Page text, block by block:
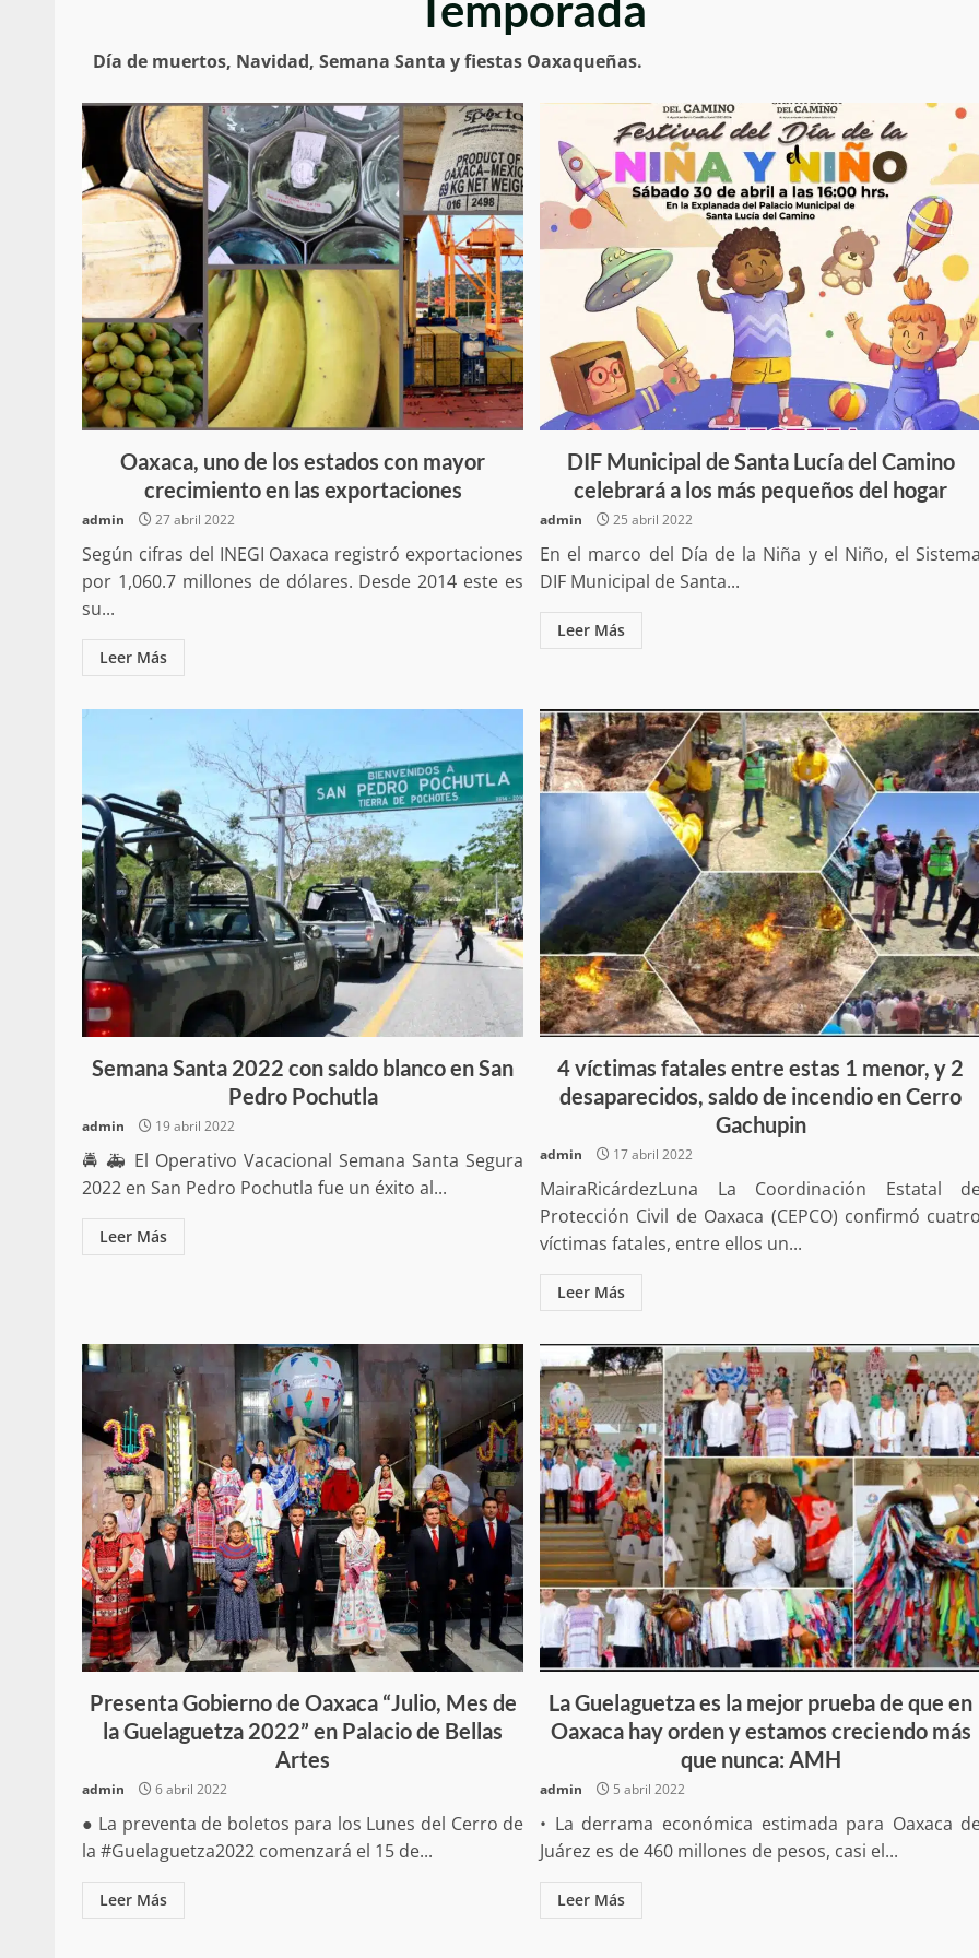
Día de muertos, Navidad, Semana Santa y fiestas Oaxaqueñas.
Oaxaca, uno de los estados con mayor
crecimiento en las exportaciones
admin 27 abril 2022
Según cifras del INEGI Oaxaca registró exportaciones
por 1,060.7 millones de dólares. Desde 2014 este es
su...
Leer Más
DIF Municipal de Santa Lucía del Camino
celebrará a los más pequeños del hogar
admin 25 abril 2022
En el marco del Día de la Niña y el Niño, el Sistema
DIF Municipal de Santa...
Leer Más
Semana Santa 2022 con saldo blanco en San
Pedro Pochutla
admin 19 abril 2022
🚔 🚑 El Operativo Vacacional Semana Santa Segura
2022 en San Pedro Pochutla fue un éxito al...
Leer Más
4 víctimas fatales entre estas 1 menor, y 2
desaparecidos, saldo de incendio en Cerro
Gachupin
admin 17 abril 2022
MairaRicárdezLuna La Coordinación Estatal
Protección Civil de Oaxaca (CEPCO) confirmó cuatro
víctimas fatales, entre ellos un...
Leer Más
Presenta Gobierno de Oaxaca “Julio, Mes de
la Guelaguetza 2022” en Palacio de Bellas
Artes
admin 6 abril 2022
● La preventa de boletos para los Lunes del Cerro de
la #Guelaguetza2022 comenzará el 15 de...
Leer Más
La Guelaguetza es la mejor prueba de que en
Oaxaca hay orden y estamos creciendo más
que nunca: AMH
admin 5 abril 2022
• La derrama económica estimada para Oaxaca
Juárez es de 460 millones de pesos, casi el...
Leer Más
Respaldar la Reforma Electoral es estar del
lado del pueblo: Tania Caballero
5 marzo 2026
Exhorta Poder Legislativo al IEEPO y al Iocied
a realizar una evaluación técnica y
estructural integral de las instalaciones de la
Escuela Secundaria General Moisés Sáenz
Garza
5 agosto 2026
Se normaliza la circulación vehicular a la
Tapanatepec
22 octubre 2024
los partidos políticos.
30 enero 2025
Sanciona Municipio de Oaxaca de
Juárez caso de maltrato animal tras
denuncia ciudadana
admin 16 julio 2026
Exhorta Poder Legislativo al
y al Iocied a realizar una
técnica y estructural integral de
instalaciones de la Escuela
Secundaria General Moisés
Garza
admin 5 agosto 2026
Despliega Gabinete de Seguridad